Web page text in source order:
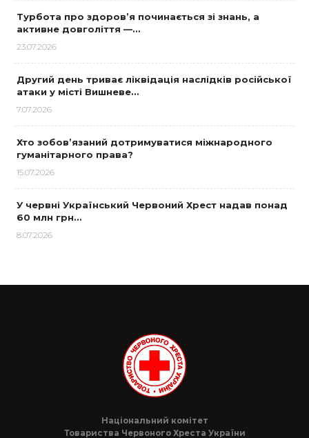
Турбота про здоров’я починається зі знань, а
активне довголіття —…
23.07.2026
Другий день триває ліквідація наслідків російської
атаки у місті Вишневе…
7.07.2026
Хто зобов’язаний дотримуватися міжнародного
гуманітарного права?
15.07.2026
У червні Український Червоний Хрест надав понад
60 млн грн…
8.07.2026
Національний комітет
Товариства Червоного Хреста України